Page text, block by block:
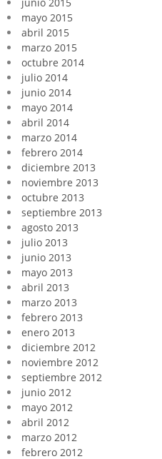
mayo 2015
abril 2015
marzo 2015
octubre 2014
julio 2014
junio 2014
mayo 2014
abril 2014
marzo 2014
febrero 2014
diciembre 2013
noviembre 2013
octubre 2013
septiembre 2013
agosto 2013
julio 2013
junio 2013
mayo 2013
abril 2013
marzo 2013
febrero 2013
enero 2013
diciembre 2012
noviembre 2012
septiembre 2012
junio 2012
mayo 2012
abril 2012
marzo 2012
febrero 2012